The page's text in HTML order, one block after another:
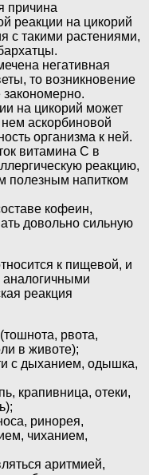
причина
реакции на цикорий
с такими растениями,
негативная
то возникновение
на цикорий может
аскорбиновой
организма к ней.
витамина С в
реакцию,
полезным напитком
кофеин,
довольно сильную
к пищевой, и
аналогичными
реакция
рвота,
в животе);
с дыханием, одышка,
крапивница, отеки,
ринорея,
чиханием,
аритмией,